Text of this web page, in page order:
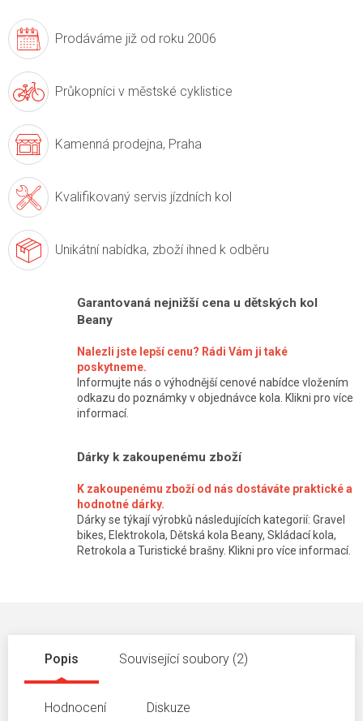
Prodáváme již od roku 2006
Průkopníci v městské cyklistice
Kamenná prodejna, Praha
Kvalifikovaný servis jízdních kol
Unikátní nabídka, zboží ihned k odběru
Garantovaná nejnižší cena u dětských kol
Beany
Nalezli jste lepší cenu? Rádi Vám ji také
poskytneme.
Informujte nás o výhodnější cenové nabídce vložením
odkazu do poznámky v objednávce kola. Klikni pro více
informací.
Dárky k zakoupenému zboží
K zakoupenému zboží od nás dostáváte praktické a
hodnotné dárky.
Dárky se týkají výrobků následujících kategorií: Gravel
bikes, Elektrokola, Dětská kola Beany, Skládací kola,
Retrokola a Turistické brašny. Klikni pro více informací.
Popis Související soubory (2)
Hodnocení Diskuze